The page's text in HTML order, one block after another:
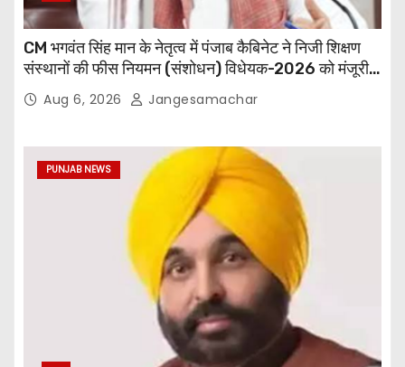
CM भगवंत सिंह मान के नेतृत्व में पंजाब कैबिनेट ने निजी शिक्षण
संस्थानों की फीस नियमन (संशोधन) विधेयक-2026 को मंजूरी
दी Aug 6, 2026 Jangesamachar
PUNJAB NEWS